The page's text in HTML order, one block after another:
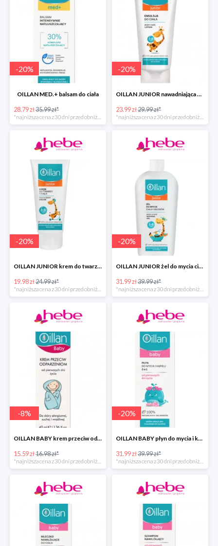
-20%
OILLAN MED.+ balsam do ciała
28.79 zł35.99 zł*
-20%
OILLAN JUNIOR nawadniająca emulsja do ciała, 200 ml
23.99 zł29.99 zł*
-20%
OILLAN JUNIOR krem do twarzy i ciała, 75 ml
19.98 zł24.99 zł*
-20%
OILLAN JUNIOR żel do mycia ciała i włosów, 400 ml
31.99 zł39.99 zł*
-8%
OILLAN BABY krem przeciw odparzeniom, 40 ml
15.59 zł16.98 zł*
*najniższa cena z 30 dni przed obniżką
-20%
OILLAN BABY płyn do mycia i kąpieli dla dzieci od pierwszych dni życia, 400 ml
31.99 zł39.99 zł*
*najniższa cena z 30 dni przed obniżką